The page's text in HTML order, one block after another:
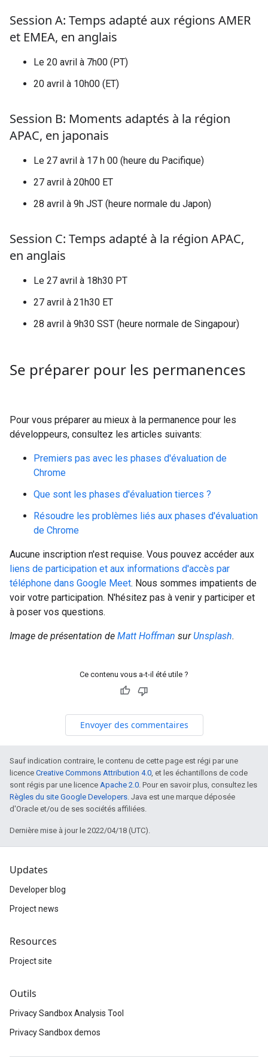
Session A: Temps adapté aux régions AMER
et EMEA, en anglais
Le 20 avril à 7h00 (PT)
20 avril à 10h00 (ET)
Session B: Moments adaptés à la région
APAC, en japonais
Le 27 avril à 17 h 00 (heure du Pacifique)
27 avril à 20h00 ET
28 avril à 9h JST (heure normale du Japon)
Session C: Temps adapté à la région APAC,
en anglais
Le 27 avril à 18h30 PT
27 avril à 21h30 ET
28 avril à 9h30 SST (heure normale de Singapour)
Se préparer pour les permanences
Pour vous préparer au mieux à la permanence pour les
développeurs, consultez les articles suivants:
Premiers pas avec les phases d'évaluation de
Chrome
Que sont les phases d'évaluation tierces ?
Résoudre les problèmes liés aux phases d'évaluation
de Chrome
Aucune inscription n'est requise. Vous pouvez accéder aux
liens de participation et aux informations d'accès par
téléphone dans Google Meet. Nous sommes impatients de
voir votre participation. N'hésitez pas à venir y participer et
à poser vos questions.
Image de présentation de Matt Hoffman sur Unsplash.
Ce contenu vous a-t-il été utile ?
Envoyer des commentaires
Sauf indication contraire, le contenu de cette page est régi par une
licence Creative Commons Attribution 4.0 , et les échantillons de code
sont régis par une licence Apache 2.0 . Pour en savoir plus, consultez les
Règles du site Google Developers . Java est une marque déposée
d'Oracle et/ou de ses sociétés affiliées.
Dernière mise à jour le 2022/04/18 (UTC).
Updates
Developer blog
Project news
Resources
Project site
Outils
Privacy Sandbox Analysis Tool
Privacy Sandbox demos